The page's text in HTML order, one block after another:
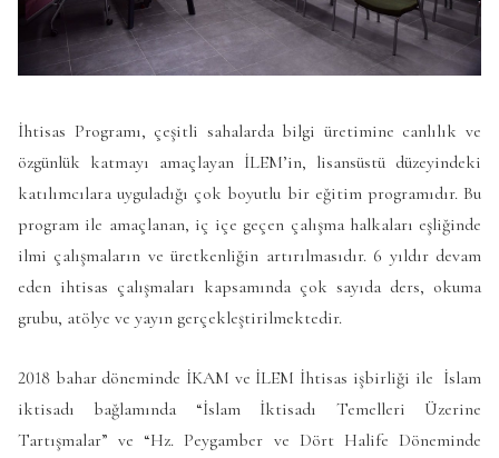
İhtisas Programı, çeşitli sahalarda bilgi üretimine canlılık ve
özgünlük katmayı amaçlayan İLEM’in, lisansüstü düzeyindeki
katılımcılara uyguladığı çok boyutlu bir eğitim programıdır. Bu
program ile amaçlanan, iç içe geçen çalışma halkaları eşliğinde
ilmi çalışmaların ve üretkenliğin artırılmasıdır. 6 yıldır devam
eden ihtisas çalışmaları kapsamında çok sayıda ders, okuma
grubu, atölye ve yayın gerçekleştirilmektedir.
2018 bahar döneminde İKAM ve İLEM İhtisas işbirliği ile İslam
iktisadı bağlamında “İslam İktisadı Temelleri Üzerine
Tartışmalar” ve “Hz. Peygamber ve Dört Halife Döneminde